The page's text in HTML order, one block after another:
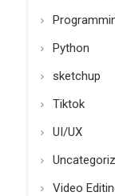
Python
sketchup
Tiktok
UI/UX
Video